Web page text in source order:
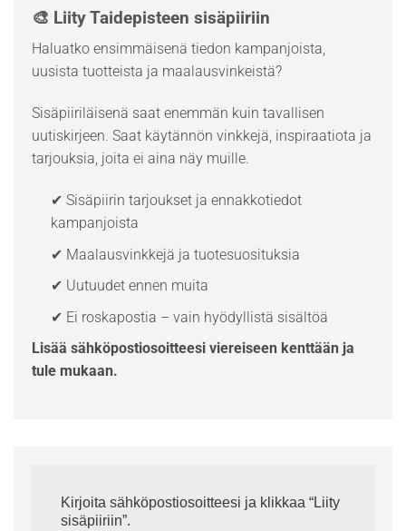
🎨 Liity Taidepisteen sisäpiiriin
Haluatko ensimmäisenä tiedon kampanjoista,
uusista tuotteista ja maalausvinkeistä?
Sisäpiiriläisenä saat enemmän kuin tavallisen
uutiskirjeen. Saat käytännön vinkkejä, inspiraatiota ja
tarjouksia, joita ei aina näy muille.
✔ Sisäpiirin tarjoukset ja ennakkotiedot
kampanjoista
✔ Maalausvinkkejä ja tuotesuosituksia
✔ Uutuudet ennen muita
✔ Ei roskapostia – vain hyödyllistä sisältöä
Lisää sähköpostiosoitteesi viereiseen kenttään ja
tule mukaan.
Kirjoita sähköpostiosoitteesi ja klikkaa “Liity
sisäpiiriin”.